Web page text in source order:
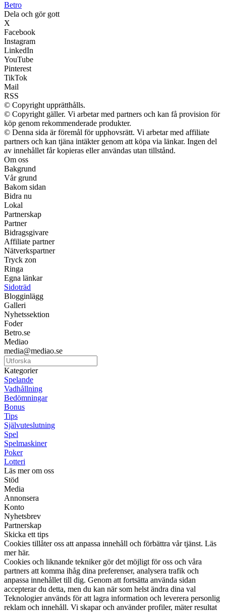
Betro
Dela och gör gott
X
Facebook
Instagram
LinkedIn
YouTube
Pinterest
TikTok
Mail
RSS
© Copyright upprätthålls.
© Copyright gäller. Vi arbetar med partners och kan få provision för
köp genom rekommenderade produkter.
© Denna sida är föremål för upphovsrätt. Vi arbetar med affiliate
partners och kan tjäna intäkter genom att köpa via länkar. Ingen del
av innehållet får kopieras eller användas utan tillstånd.
Om oss
Bakgrund
Vår grund
Bakom sidan
Bidra nu
Lokal
Partnerskap
Partner
Bidragsgivare
Affiliate partner
Nätverkspartner
Tryck zon
Ringa
Egna länkar
Sidoträd
Blogginlägg
Galleri
Nyhetssektion
Foder
Betro.se
Mediao
media@mediao.se
Kategorier
Spelande
Vadhållning
Bedömningar
Bonus
Tips
Självuteslutning
Spel
Spelmaskiner
Poker
Lotteri
Läs mer om oss
Stöd
Media
Annonsera
Konto
Nyhetsbrev
Partnerskap
Skicka ett tips
Cookies tillåter oss att anpassa innehåll och förbättra vår tjänst. Läs
mer här.
Cookies och liknande tekniker gör det möjligt för oss och våra
partners att komma ihåg dina preferenser, analysera trafik och
anpassa innehållet till dig. Genom att fortsätta använda sidan
accepterar du detta, men du kan när som helst ändra dina val
Teknologier används för att lagra information och leverera personlig
reklam och innehåll. Vi skapar och använder profiler, mäter resultat